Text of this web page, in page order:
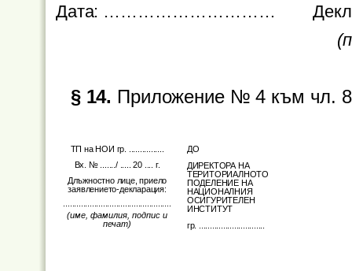
Дата: …………………………
§ 14. Приложение № 4 към чл.
ТП на НОИ гр. ................
ДО
ДИРЕКТОРА НА
ТЕРИТОРИАЛНОТО
ПОДЕЛЕНИЕ НА
НАЦИОНАЛНИЯ
ОСИГУРИТЕЛЕН
ИНСТИТУТ
гр. ..............................
Вх. № ......./ ..... 20 .... г.
Длъжностно лице, приело
заявлението-декларация:
(име, фамилия, подпис и
печат)